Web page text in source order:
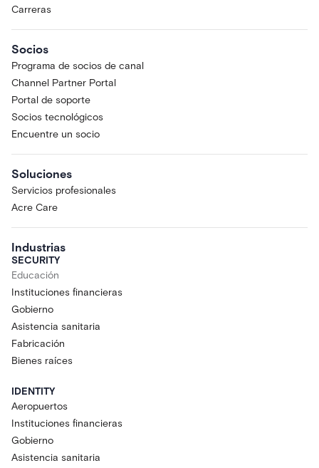
Carreras
Socios
Programa de socios de canal
Channel Partner Portal
Portal de soporte
Socios tecnológicos
Encuentre un socio
Soluciones
Servicios profesionales
Acre Care
Industrias
SECURITY
Educación
Instituciones financieras
Gobierno
Asistencia sanitaria
Fabricación
Bienes raíces
IDENTITY
Aeropuertos
Instituciones financieras
Gobierno
Asistencia sanitaria